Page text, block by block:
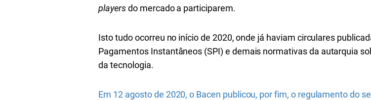
playersdo mercado a participarem.
Isto tudo ocorreu no início de 2020, onde já haviam circulares
Pagamentos Instantâneos (SPI) e demais normativas da autarquia
da tecnologia.
Em 12 agosto de 2020, o Bacen publicou, por fim, o regulamento do